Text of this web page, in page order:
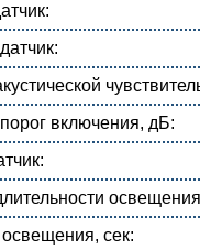
включения, дБ:
сек: